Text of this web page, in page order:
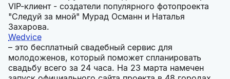
VIP-клиент - создатели популярного фотопроекта
"Следуй за мной" Мурад Османн и Наталья
Захарова.
Wedvice
– это бесплатный свадебный сервис для
молодоженов, который поможет спланировать
свадьбу всего за 24 часа. На 23 марта намечен